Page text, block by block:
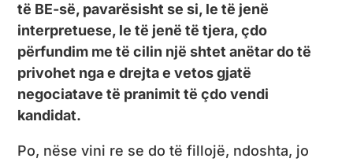
të BE-së, pavarësisht se si, le të jenë
interpretuese, le të jenë të tjera, çdo
përfundim me të cilin një shtet anëtar do të
privohet nga e drejta e vetos gjatë
negociatave të pranimit të çdo vendi
kandidat.
Po, nëse vini re se do të fillojë, ndoshta, jo